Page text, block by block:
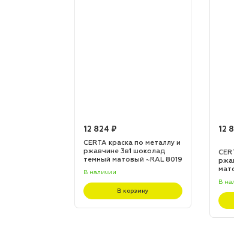
12 824 ₽
CERTA краска по металлу и
ржавчине 3в1 шоколад
темный матовый ~RAL 8019
В наличии
В корзину
12
В